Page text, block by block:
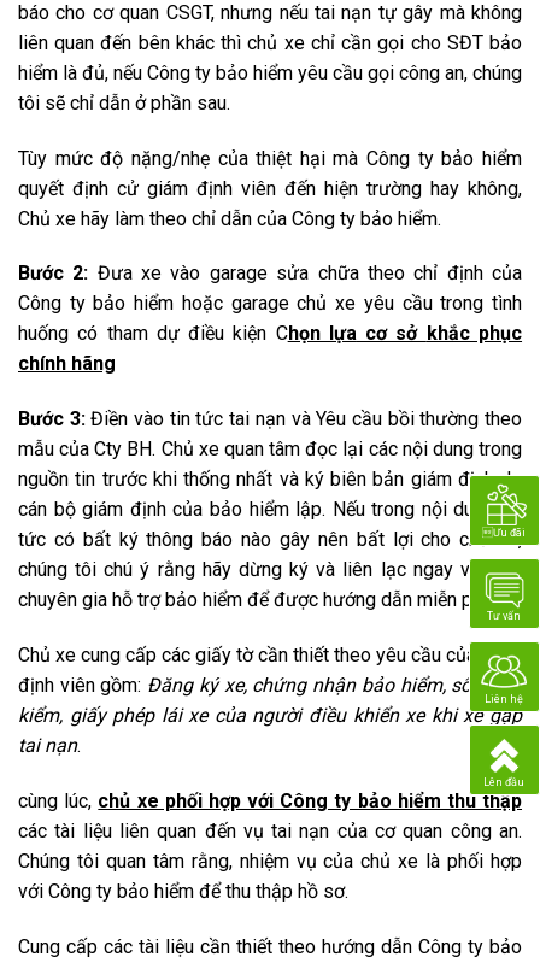
báo cho cơ quan CSGT, nhưng nếu tai nạn tự gây mà không
liên quan đến bên khác thì chủ xe chỉ cần gọi cho SĐTbảo
hiểm là đủ, nếu Công ty bảo hiểm yêu cầu gọi công an, chúng
tôi sẽ chỉ dẫn ở phần sau.
Tùy mức độ nặng/nhẹ của thiệt hại mà Công ty bảo hiểm
quyết định cử giám định viên đến hiện trường hay không,
Chủ xe hãy làm theo chỉ dẫn của Công ty bảo hiểm.
Bước 2: Đưa xe vào garage sửa chữatheo chỉ định của
Công ty bảo hiểm hoặc garage chủ xe yêu cầu trong tình
huống có tham dựđiều kiện Chọn lựacơ sở khắc phục
chính hãng
Bước 3:Điền vào tin tức tai nạn và Yêu cầu bồi thường theo
mẫu của Cty BH. Chủ xe quan tâm đọc lại các nội dung trong
nguồn tin trước khi thống nhất và ký biên bản giám định do
cán bộ giám định của bảo hiểm lập. Nếu trong nội dungtin
tức có bất kýthông báo nào gây nênbất lợi cho chủ xe,
chúng tôichú ý rằng hãy dừng ký và liên lạcngay vớicác
chuyên gia hỗ trợ bảo hiểm để được hướng dẫn miễn phí.
Chủ xe cung cấp các giấy tờ cần thiết theo yêu cầu của giám
định viên gồm: Đăng ký xe, chứng nhận bảo hiểm, sổ đăng
kiểm, giấy phép lái xe của người điều khiển xe khi xe gặp
tai nạn.
cùng lúc, chủ xe phối hợp với Công ty bảo hiểm thu thập
các tài liệu liên quan đến vụ tai nạn của cơ quan công an.
Chúng tôi quan tâmrằng, nhiệm vụ của chủ xe là phối hợp
với Công ty bảo hiểm để thu thập hồ sơ.
Cung cấp các tài liệu cần thiết theo hướng dẫn Công ty bảo
Ưu đãi
Tư vấn
Liên hệ
Lên đầu